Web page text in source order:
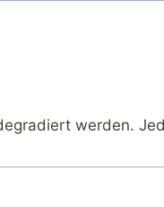
werden.